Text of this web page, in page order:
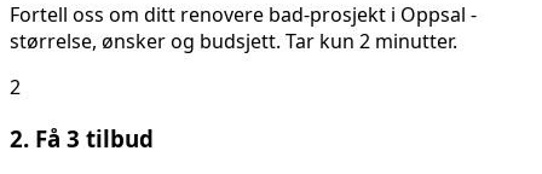
Fortell oss om ditt renovere bad-prosjekt i Oppsal -
størrelse, ønsker og budsjett. Tar kun 2 minutter.
2
2. Få 3 tilbud